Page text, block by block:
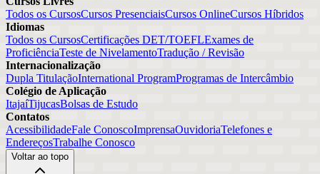
Todos os CursosCursos PresenciaisCursos OnlineCursos Híbridos
Idiomas
Todos os CursosCertificações DET/TOEFLExames de
ProficiênciaTeste de NivelamentoTradução / Revisão
Internacionalização
Dupla TitulaçãoInternational ProgramProgramas de Intercâmbio
Colégio de Aplicação
ItajaíTijucasBolsas de Estudo
Contatos
AcessibilidadeFale ConoscoImprensaOuvidoriaTelefones e
EndereçosTrabalhe Conosco
Voltar ao topo